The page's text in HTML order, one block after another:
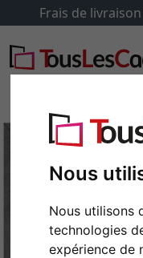
Nous
Nous utilisons
technologies
expérience de
Frais de livraison